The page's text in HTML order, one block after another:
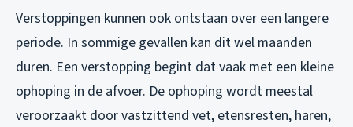
Verstoppingen kunnen ook ontstaan over een langere
periode. In sommige gevallen kan dit wel maanden
duren. Een verstopping begint dat vaak met een kleine
ophoping in de afvoer. De ophoping wordt meestal
veroorzaakt door vastzittend vet, etensresten, haren,